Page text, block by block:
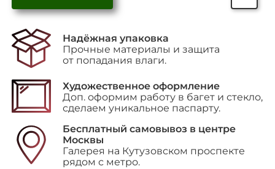
Надёжная упаковка
Прочные материалы и защита
от попадания влаги.
Художественное оформление
Доп. оформим работу в багет и стекло,
сделаем уникальное паспарту.
Бесплатный самовывоз в центре
Москвы
Галерея на Кутузовском проспекте
рядом с метро.